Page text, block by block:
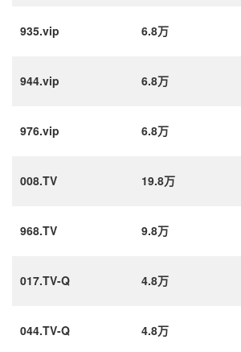
935.vip 6.8万
944.vip 6.8万
976.vip 6.8万
008.TV 19.8万
968.TV 9.8万
017.TV-Q 4.8万
044.TV-Q 4.8万